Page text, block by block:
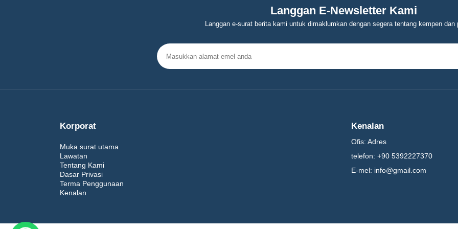
Langgan E-Newsletter Kami
Langgan e-surat berita kami untuk dimaklumkan dengan segera tentang kempen dan
Korporat
Muka surat utama
Lawatan
Tentang Kami
Dasar Privasi
Terma Penggunaan
Kenalan
Kenalan
Ofis: Adres
telefon: +90 5392227370
E-mel: info@gmail.com